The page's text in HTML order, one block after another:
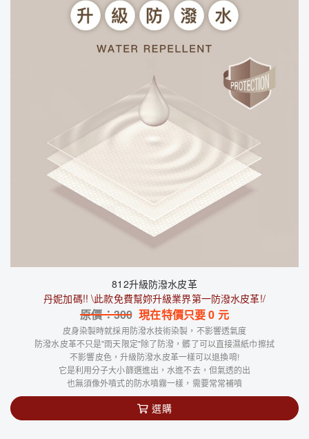
812升級防潑水皮革
丹妮加碼!! \此款免費幫妳升級業界第一防潑水皮革!/
原價：300 現在特價只要0 元
皮身染製時就採用防潑水技術染製，不影響透氣度
防潑水皮革不只是"雨天限定"除了防潑，髒了可以直接濕紙巾擦拭
不影響皮色，升級防潑水皮革一樣可以退換唷!
它是利用分子大小篩選進出，水進不去，但氣透的出
也無須像外噴式的防水噴霧一樣，需要常常補噴
選購